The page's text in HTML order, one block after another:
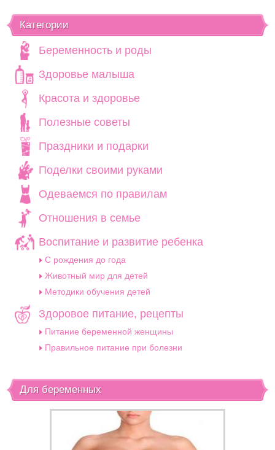
Категории
Беременность и роды
Здоровье малыша
Красота и здоровье
Полезные советы
Праздники и подарки
Поделки своими руками
Одеваемся по правилам
Отношения в семье
Воспитание и развитие ребенка
C рождения до года
Животный мир для детей
Методики обучения детей
Здоровое питание, рецепты
Питание беременной женщины
Правильное питание при болезни
Для беременных